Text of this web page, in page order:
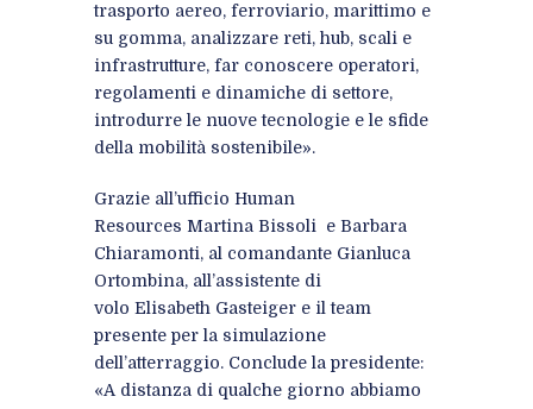
trasporto aereo, ferroviario, marittimo e
su gomma, analizzare reti, hub, scali e
infrastrutture, far conoscere operatori,
regolamenti e dinamiche di settore,
introdurre le nuove tecnologie e le sfide
della mobilità sostenibile».
Grazie all’ufficio Human
Resources Martina Bissoli e Barbara
Chiaramonti, al comandante Gianluca
Ortombina, all’assistente di
volo Elisabeth Gasteiger e il team
presente per la simulazione
dell’atterraggio. Conclude la presidente:
«A distanza di qualche giorno abbiamo